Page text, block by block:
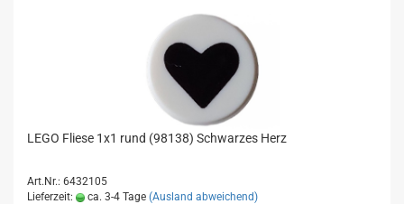
LEGO Fliese 1x1 rund (98138) Schwarzes Herz
Art.Nr.: 6432105
Lieferzeit:
ca. 3-4 Tage (Ausland abweichend)